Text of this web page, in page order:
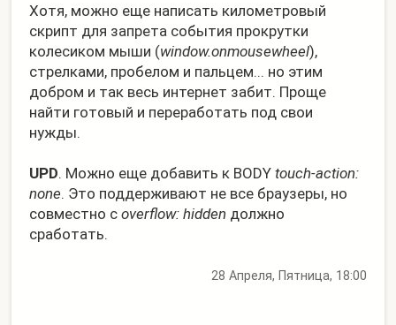
Хотя, можно еще написать километровый
скрипт для запрета события прокрутки
колесиком мыши (window.onmousewheel),
стрелками, пробелом и пальцем... но этим
добром и так весь интернет забит. Проще
найти готовый и переработать под свои
нужды.
UPD. Можно еще добавить к BODYtouch-action:
none. Это поддерживают не все браузеры, но
совместно сoverflow: hidden должно
сработать.
28 Апреля, Пятница, 18:00